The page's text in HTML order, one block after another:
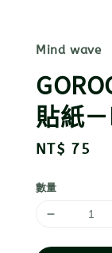
Mind wave
貼紙
Regular
NT$ 75
數量